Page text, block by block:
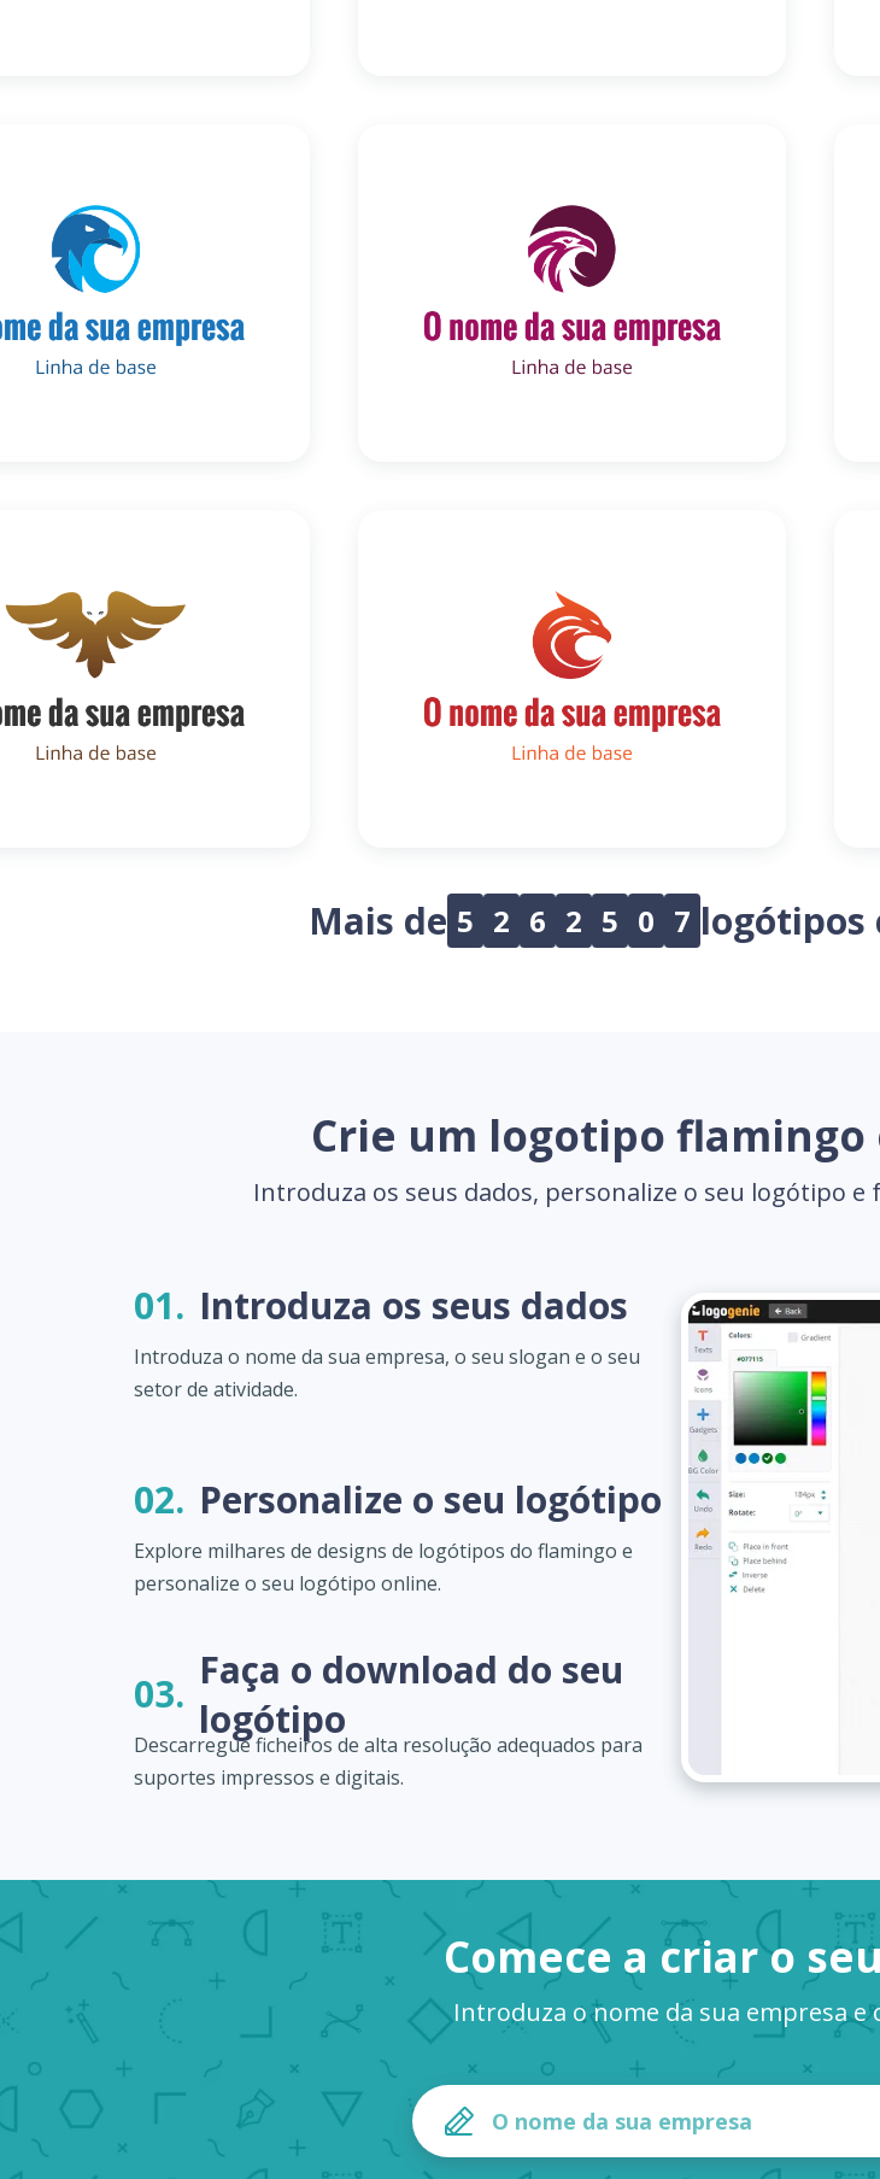
Mais de 5 2 6 2 5 0 7 logótipos
Crie um logotipo flamingo
Introduza os seus dados, personalize o seu logótipo
01. Introduza os seus dados
Introduza o nome da sua empresa, o seu slogan e o seu
setor de atividade.
02. Personalize o seu logótipo
Explore milhares de designs de logótipos do flamingo e
personalize o seu logótipo online.
03. Faça o download do seu
logótipo
Descarregue ficheiros de alta resolução adequados para
suportes impressos e digitais.
Comece a criar o
Introduza o nome da sua empresa